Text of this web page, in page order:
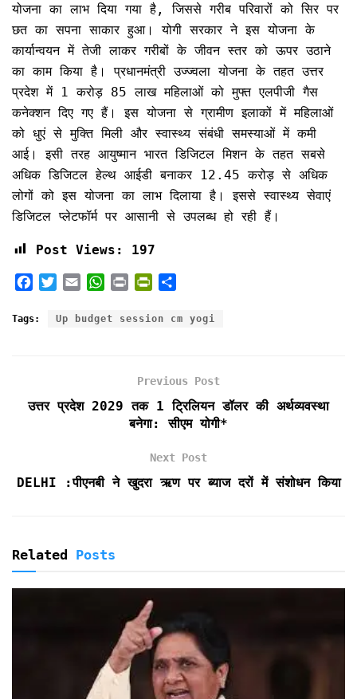
योजना का लाभ दिया गया है, जिससे गरीब परिवारों को सिर पर
छत का सपना साकार हुआ। योगी सरकार ने इस योजना के
कार्यान्वयन में तेजी लाकर गरीबों के जीवन स्तर को ऊपर उठाने
का काम किया है। प्रधानमंत्री उज्ज्वला योजना के तहत उत्तर
प्रदेश में 1 करोड़ 85 लाख महिलाओं को मुफ्त एलपीजी गैस
कनेक्शन दिए गए हैं। इस योजना से ग्रामीण इलाकों में महिलाओं
को धुएं से मुक्ति मिली और स्वास्थ्य संबंधी समस्याओं में कमी
आई। इसी तरह आयुष्मान भारत डिजिटल मिशन के तहत सबसे
अधिक डिजिटल हेल्थ आईडी बनाकर 12.45 करोड़ से अधिक
लोगों को इस योजना का लाभ दिलाया है। इससे स्वास्थ्य सेवाएं
डिजिटल प्लेटफॉर्म पर आसानी से उपलब्ध हो रही हैं।
Post Views: 197
c
k
i
a
a
p
i
i
r
i
e
d
a
Tags: Up budget session cm yogi
Previous Post
उत्तर प्रदेश 2029 तक 1 ट्रिलियन डॉलर की अर्थव्यवस्था
बनेगा: सीएम योगी*
Next Post
DELHI :पीएनबी ने खुदरा ऋण पर ब्याज दरों में संशोधन किया
Related Posts